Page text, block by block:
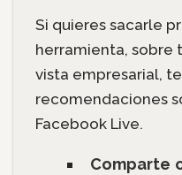
Si quieres sacarle
herramienta, sobre
vista empresarial,
recomendaciones
Facebook Live.
Comparte